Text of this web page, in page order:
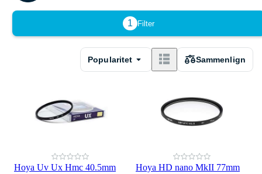
1 Filter
Popularitet Sammenlign
Hoya Uv Ux Hmc 40.5mm
Hoya HD nano MkII 77mm